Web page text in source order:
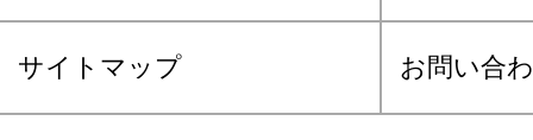
サイトマップ お問い合